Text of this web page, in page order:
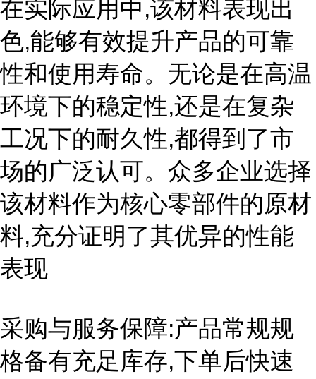
在实际应用中,该材料表现出
色,能够有效提升产品的可靠
性和使用寿命。无论是在高温
环境下的稳定性,还是在复杂
工况下的耐久性,都得到了市
场的广泛认可。众多企业选择
该材料作为核心零部件的原材
料,充分证明了其优异的性能
表现
采购与服务保障:产品常规规
格备有充足库存,下单后快速